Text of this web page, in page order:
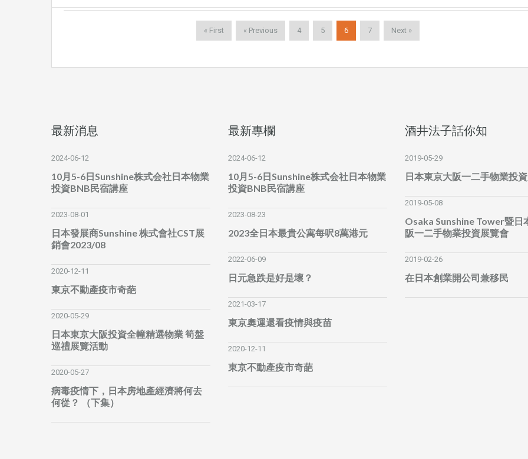
« First « Previous 4 5 6 7 Next »
最新消息
2024-06-12
10月5-6日Sunshine株式会社日本物業
投資BNB民宿講座
2023-08-01
日本發展商Sunshine 株式會社CST展
銷會2023/08
2020-12-11
東京不動產疫市奇葩
2020-05-29
日本東京大阪投資全幢精選物業 筍盤
巡禮展覽活動
2020-05-27
病毒疫情下，日本房地產經濟將何去
何從？ （下集）
最新專欄
2024-06-12
10月5-6日Sunshine株式会社日本物業
投資BNB民宿講座
2023-08-23
2023全日本最貴公寓每呎8萬港元
2022-06-09
日元急跌是好是壞？
2021-03-17
東京奧運還看疫情與疫苗
2020-12-11
東京不動產疫市奇葩
酒井法子話你知
2019-05-29
日本東京大阪一二手物業投
2019-05-08
Osaka Sunshine Tower暨日
阪一二手物業投資展覽會
2019-02-26
在日本創業開公司兼移民